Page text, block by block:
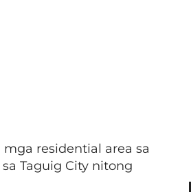
residential area sa
Taguig City nitong